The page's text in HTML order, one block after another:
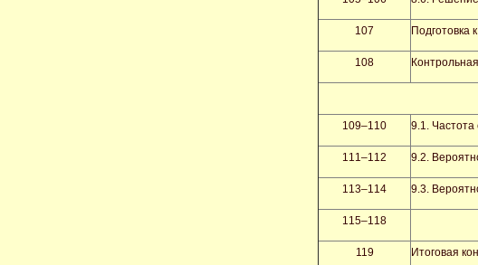
107 Подготовка
108
109–110 9.1. Частота
111–112 9.2.
113–114 9.3.
115–118
119 Итоговая